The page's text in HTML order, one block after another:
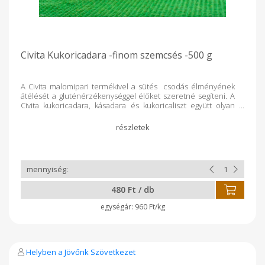
Civita Kukoricadara -finom szemcsés -500 g
A Civita malomipari termékivel a sütés csodás élményének
átélését a gluténérzékenységgel élőket szeretné segíteni. A
Civita kukoricadara, kásadara és kukoricaliszt együtt olyan
szívesen nyúlna. Kiemelkedő rost-tartalmuknak
köszönhetően a teljes értékű táplálkozás alapjai.
Felhasználási javaslat: sütemények, desszertek készítéséhez
köretként vagy önálló fogás alapjaként salátákhoz
Kiszerelés: 500 g Tápanyagok: 100 g termékben: Energia: 320
kcal/1355kJ Zsír: 1,1g, Telített zsírsav: 0,2 g, Szénhidrát: 67,6 g -
cukor: 0,4 g, rost: 6,6 g, Fehérje: 6,3 g, Só
480 Ft / db
960 Ft/kg
Helyben a Jövőnk Szövetkezet